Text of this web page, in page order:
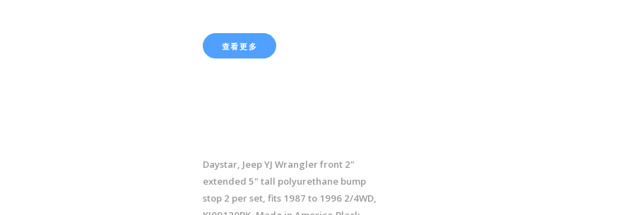
查看更多
Daystar, Jeep YJ Wrangler front 2"
extended 5" tall polyurethane bump
stop 2 per set, fits 1987 to 1996 2/4WD,